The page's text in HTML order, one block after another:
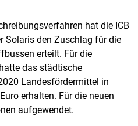
hat die ICB
Solaris den Zuschlag für die
erteilt. Für die
das städtische
Landesfördermittel in
erhalten. Für die neuen
aufgewendet.